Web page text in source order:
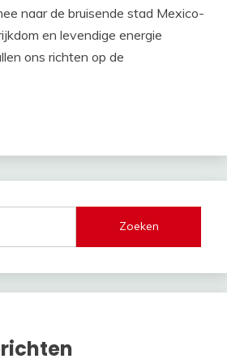
naar de bruisende stad Mexico-
en levendige energie
ons richten op de
Zoeken